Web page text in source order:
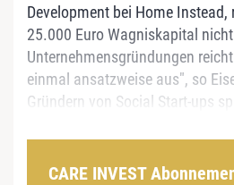
Development bei Home Instead,
25.000 Euro Wagniskapital
Unternehmensgründungen
einmal ansatzweise aus", so
Gründern von Social Start-ups
CARE INVEST